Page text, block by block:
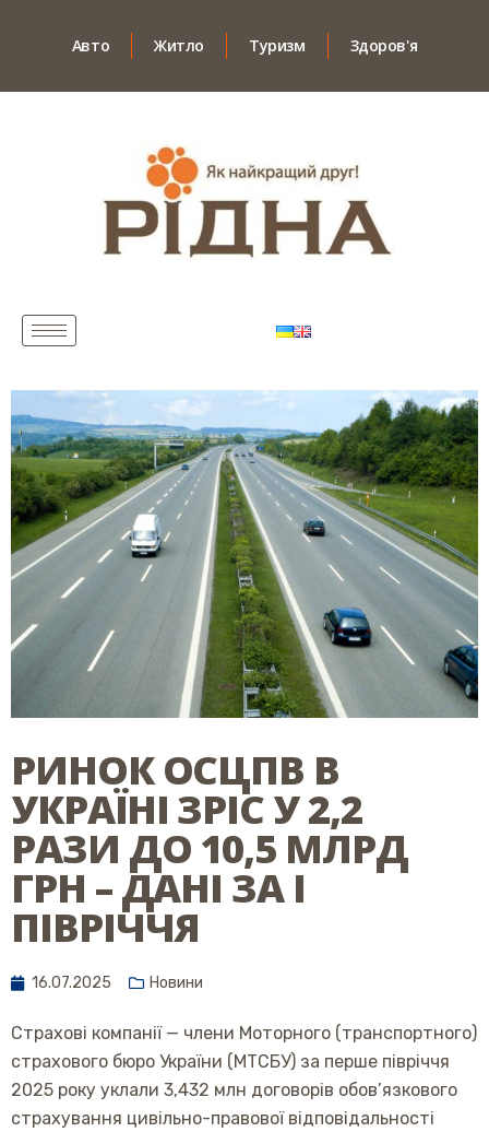
Авто Житло Туризм Здоров'я
РИНОК ОСЦПВ В
УКРАЇНІ ЗРІС У 2,2
РАЗИ ДО 10,5 МЛРД
ГРН – ДАНІ ЗА І
ПІВРІЧЧЯ
16.07.2025 Новини
Страхові компанії — члени Моторного (транспортного)
страхового бюро України (МТСБУ) за перше півріччя
2025 року уклали 3,432 млн договорів обов’язкового
страхування цивільно-правової відповідальності